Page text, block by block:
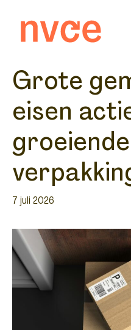
Grote
eisen
7 juli 2026